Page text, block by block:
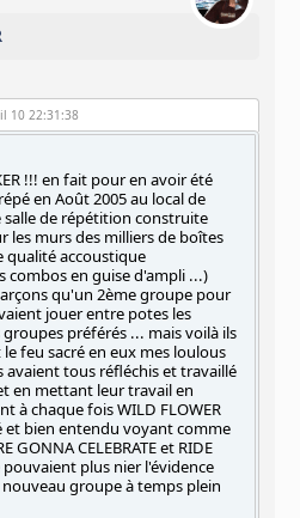
10 22:31:38
!!! en fait pour en avoir été
en Août 2005 au local de
salle de répétition construite
les murs des milliers de boîtes
accoustique
combos en guise d'ampli ...)
qu'un 2ème groupe pour
jouer entre potes les
préférés ... mais voilà ils
feu sacré en eux mes loulous
avaient tous réfléchis et travaillé
en mettant leur travail en
à chaque fois WILD FLOWER
et bien entendu voyant comme
GONNA CELEBRATE et RIDE
plus nier l'évidence
nouveau groupe à temps plein